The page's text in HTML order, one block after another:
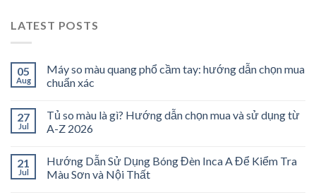
LATEST POSTS
05
Aug
Máy so màu quang phổ cầm tay: hướng dẫn chọn mua
chuẩn xác
27
Jul
Tủ so màu là gì? Hướng dẫn chọn mua và sử dụng từ
A-Z 2026
21
Jul
Hướng Dẫn Sử Dụng Bóng Đèn Inca A Để Kiểm Tra
Màu Sơn và Nội Thất